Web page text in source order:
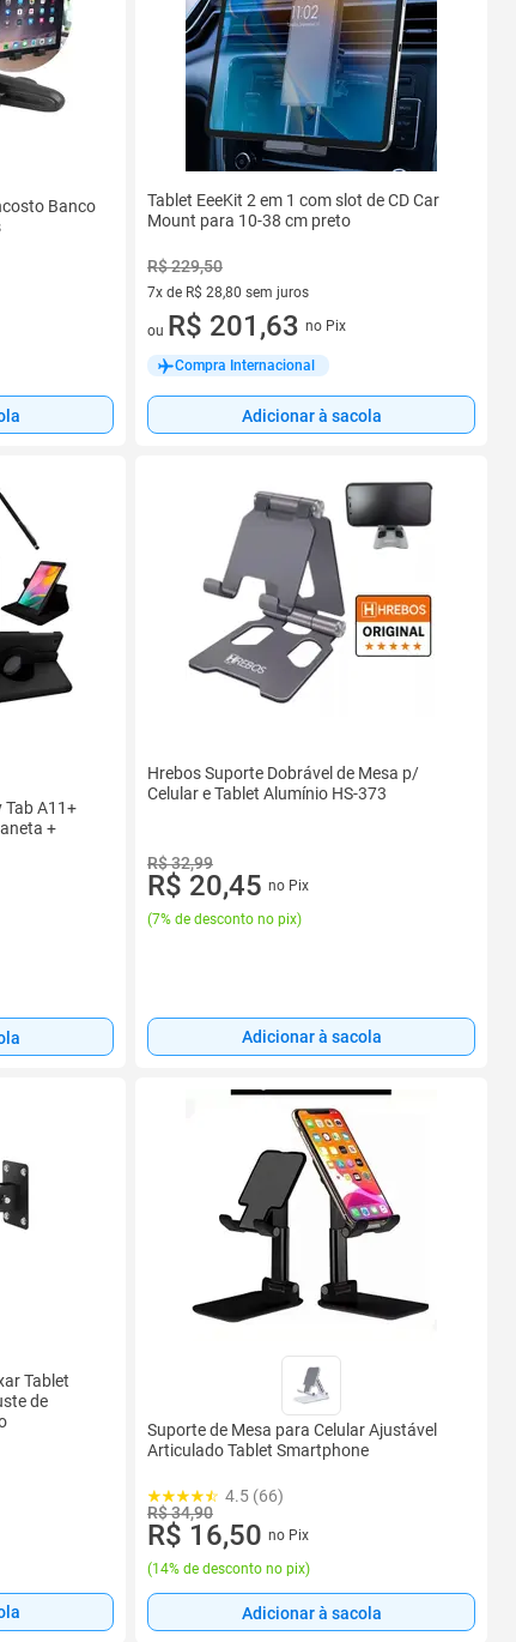
Banco
Tablet EeeKit 2 em 1 com slot de CD Car
Mount para 10-38 cm preto
R$ 229,50
7x de R$ 28,80 sem juros
7 vez de R$ 28,80 sem juros
ou R$ 201,63 no Pix
Compra Internacional
Adicionar à sacola
Tab A11+
+
Hrebos Suporte Dobrável de Mesa p/
Celular e Tablet Alumínio HS-373
R$ 32,99
R$ 20,45 no Pix
(7% de desconto no pix)
Adicionar à sacola
Tablet
de
Suporte de Mesa para Celular Ajustável
Articulado Tablet Smartphone
4.5 (66)
R$ 34,90
R$ 16,50 no Pix
(14% de desconto no pix)
Adicionar à sacola